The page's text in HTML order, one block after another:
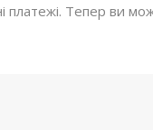
платежі. Тепер ви